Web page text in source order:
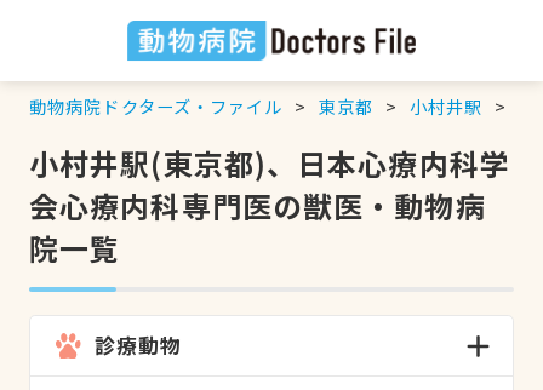
動物病院ドクターズ・ファイル 東京都 小村井駅
小村井駅(東京都)、日本心療内科学
会心療内科専門医の獣医・動物病
院一覧
診療動物